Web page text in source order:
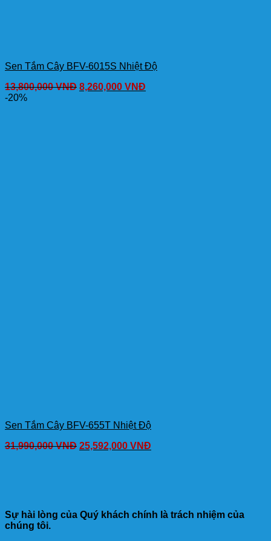
Sen Tắm Cây BFV-6015S Nhiệt Độ
13,800,000VNĐ 8,260,000 VNĐ
-20%
Sen Tắm Cây BFV-655T Nhiệt Độ
31,990,000VNĐ 25,592,000 VNĐ
Sự hài lòng của Quý khách chính là trách nhiệm của
chúng tôi.